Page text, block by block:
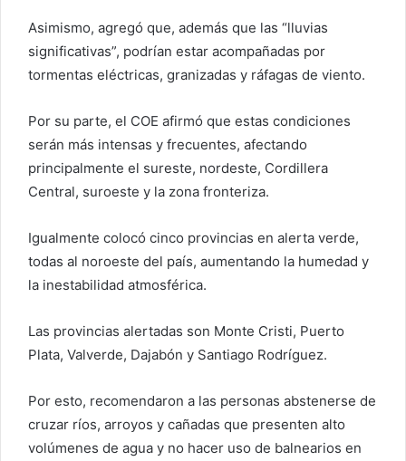
Asimismo, agregó que, además que las “lluvias
significativas”, podrían estar acompañadas por
tormentas eléctricas, granizadas y ráfagas de viento.
Por su parte, el COE afirmó que estas condiciones
serán más intensas y frecuentes, afectando
principalmente el sureste, nordeste, Cordillera
Central, suroeste y la zona fronteriza.
Igualmente colocó cinco provincias en alerta verde,
todas al noroeste del país, aumentando la humedad y
la inestabilidad atmosférica.
Las provincias alertadas son Monte Cristi, Puerto
Plata, Valverde, Dajabón y Santiago Rodríguez.
Por esto, recomendaron a las personas abstenerse de
cruzar ríos, arroyos y cañadas que presenten alto
volúmenes de agua y no hacer uso de balnearios en